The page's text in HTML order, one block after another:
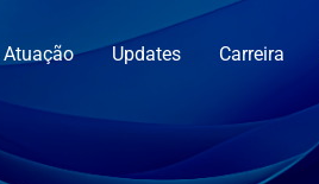
Atuação Updates Carreira